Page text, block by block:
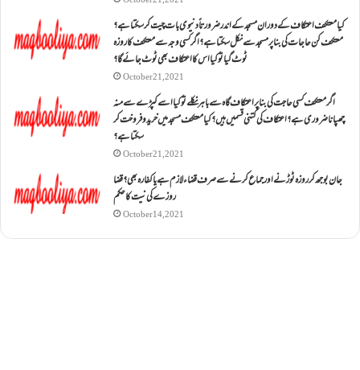
کیا معتکف اعتکاف کے دوران مسجد کے اندر ضرورتاً دنیوی بات چیت کر سکتا ہے؟
معتکف کن حاجات کی بنا پر مسجد سے نکل سکتا ہے؟ اگر کسی وجہ سے معتکف کا روزہ
ٹوٹ گیا تو کیا اس کا اعتکاف بھی ٹوٹ جائے گا؟
October 21, 2021
اگر معتکف کسی حاجت کی بنا پر اعتکاف گاہ سے باہر نکلے تو کیا اسے کپڑے سے منہ
چھپانا ضروری ہے؟اعتکاف کی کتنی قسمیں ہیں؟کیا معتکف مسجد میں خرید و فروخت کر
سکتا ہے؟
October 21, 2021
جان بوجھ کر روزہ ٹوڑنے اور جماع کرنے سے صرف قضاء لازم ہے یا کفارہ بھی؟ قضا
روزے کی نیت کا حکم
October 14, 2021